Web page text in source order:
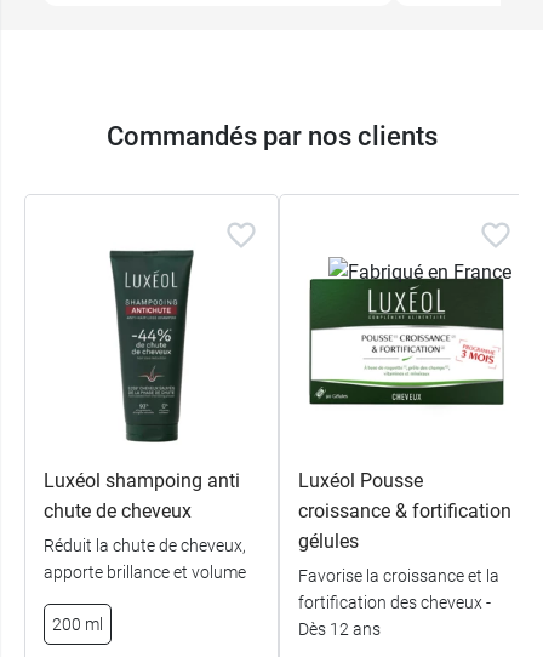
Commandés par nos clients
Luxéol shampoing anti
chute de cheveux
Réduit la chute de cheveux,
apporte brillance et volume
200 ml
Luxéol Pousse
croissance & fortification
gélules
Favorise la croissance et la
fortification des cheveux -
Dès 12 ans